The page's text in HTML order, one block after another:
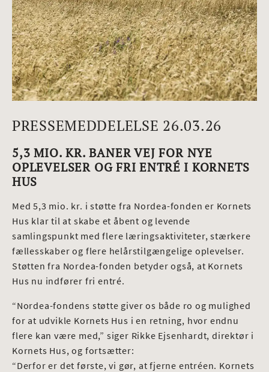
PRESSEMEDDELELSE 26.03.26
5,3 MIO. KR. BANER VEJ FOR NYE
OPLEVELSER OG FRI ENTRÉ I KORNETS
HUS
Med 5,3 mio. kr. i støtte fra Nordea-fonden er Kornets
Hus klar til at skabe et åbent og levende
samlingspunkt med flere læringsaktiviteter, stærkere
fællesskaber og flere helårstilgængelige oplevelser.
Støtten fra Nordea-fonden betyder også, at Kornets
Hus nu indfører fri entré.
“Nordea-fondens støtte giver os både ro og mulighed
for at udvikle Kornets Hus i en retning, hvor endnu
flere kan være med,” siger Rikke Ejsenhardt, direktør i
Kornets Hus, og fortsætter:
“Derfor er det første, vi gør, at fjerne entréen. Kornets